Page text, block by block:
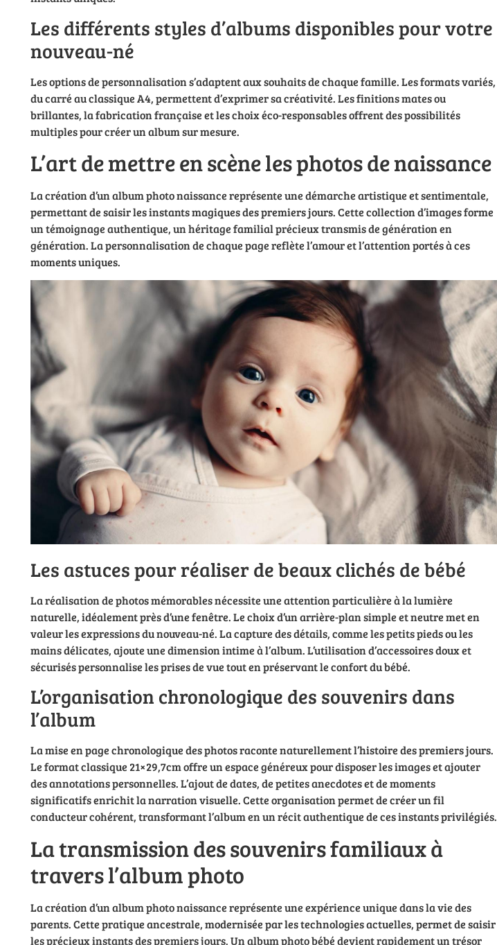
Les différents styles d’albums disponibles pour votre
nouveau-né
Les options de personnalisation s’adaptent aux souhaits de chaque famille. Les formats variés,
du carré au classique A4, permettent d’exprimer sa créativité. Les finitions mates ou
brillantes, la fabrication française et les choix éco-responsables offrent des possibilités
multiples pour créer un album sur mesure.
L’art de mettre en scène les photos de naissance
La création d’un album photo naissance représente une démarche artistique et sentimentale,
permettant de saisir les instants magiques des premiers jours. Cette collection d’images forme
un témoignage authentique, un héritage familial précieux transmis de génération en
génération. La personnalisation de chaque page reflète l’amour et l’attention portés à ces
moments uniques.
Les astuces pour réaliser de beaux clichés de bébé
La réalisation de photos mémorables nécessite une attention particulière à la lumière
naturelle, idéalement près d’une fenêtre. Le choix d’un arrière-plan simple et neutre met en
valeur les expressions du nouveau-né. La capture des détails, comme les petits pieds ou les
mains délicates, ajoute une dimension intime à l’album. L’utilisation d’accessoires doux et
sécurisés personnalise les prises de vue tout en préservant le confort du bébé.
L’organisation chronologique des souvenirs dans
l’album
La mise en page chronologique des photos raconte naturellement l’histoire des premiers jours.
Le format classique 21×29,7cm offre un espace généreux pour disposer les images et ajouter
des annotations personnelles. L’ajout de dates, de petites anecdotes et de moments
significatifs enrichit la narration visuelle. Cette organisation permet de créer un fil
conducteur cohérent, transformant l’album en un récit authentique de ces instants privilégiés.
La transmission des souvenirs familiaux à
travers l’album photo
La création d’un album photo naissance représente une expérience unique dans la vie des
parents. Cette pratique ancestrale, modernisée par les technologies actuelles, permet de saisir
les précieux instants des premiers jours. Un album photo bébé devient rapidement un trésor